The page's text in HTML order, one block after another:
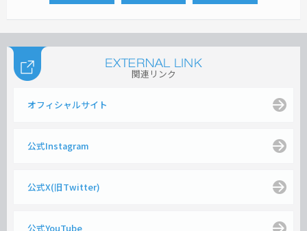
関連リンク
オフィシャルサイト
公式Instagram
公式X(旧Twitter)
公式YouTube